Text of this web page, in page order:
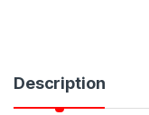
Description